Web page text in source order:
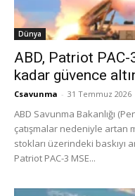
Dünya
ABD, Patriot
kadar güvence
Csavunma - 31 Temmuz 2026
ABD Savunma Bakanlığı
çatışmalar nedeniyle artan
stokları üzerindeki baskıyı
Patriot PAC-3 MSE...